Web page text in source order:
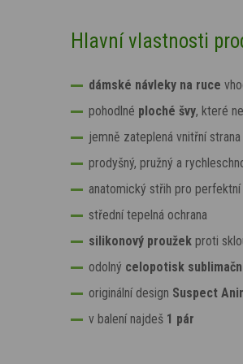
Hlavní vlastnosti
dámské návleky na ruce
pohodlné ploché švy, které
jemně zateplená vnitřní
prodyšný, pružný a
anatomický střih pro perfektní
střední tepelná ochrana
silikonový proužek proti
odolný celopotisk
originální design Suspect
v balení najdeš 1 pár